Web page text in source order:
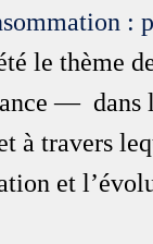
:
le thème
—
à travers
et